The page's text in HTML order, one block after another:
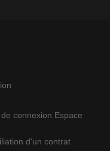
connexion Espace
d'un contrat